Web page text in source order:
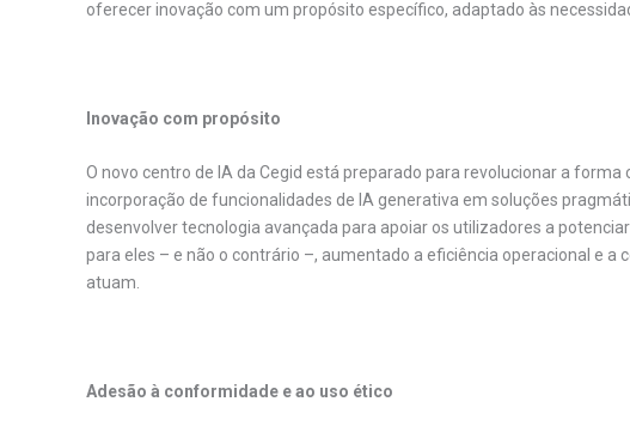
oferecer inovação com um propósito específico, adaptado às
Inovação com propósito
O novo centro de IA da Cegid está preparado para revolucionar a
incorporação de funcionalidades de IA generativa em soluções
desenvolver tecnologia avançada para apoiar os utilizadores a
para eles – e não o contrário –, aumentado a eficiência operacional e
atuam.
Adesão à conformidade e ao uso ético